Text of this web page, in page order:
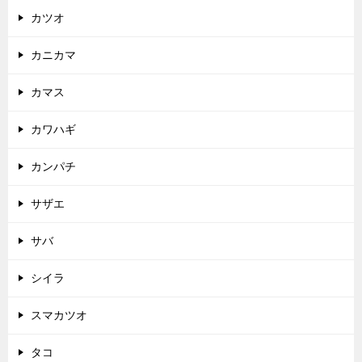
カツオ
カニカマ
カマス
カワハギ
カンパチ
サザエ
サバ
シイラ
スマカツオ
タコ